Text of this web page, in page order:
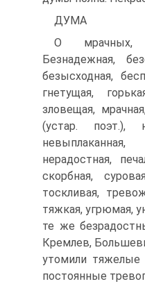
ДУМА
О мрачных,
Безнадежная,
безысходная,
гнетущая,
зловещая,
(устар. поэт.),
нерадостная,
скорбная,
тоскливая,
тяжкая, угрюмая,
те же
Кремлев,
утомили тяжелые
постоянные